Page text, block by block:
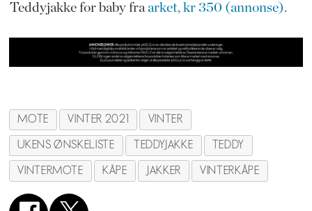
Teddyjakke for baby fra arket, kr 350 (annonse).
MOTE VINTER 2021
VINTER
UKENS ØNSKELISTE
TEDDYJAKKE
TEDDY
VINTERMOTE
KÅPE JAKKER VINTERKÅPE